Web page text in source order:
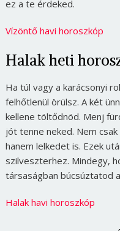
ez a te érdeked.
Vízöntő havi horoszkóp
Halak heti
Ha túl vagy a karácsonyi
felhőtlenül örülsz. A két
kellene töltődnöd. Menj
jót tenne neked. Nem
hanem lelkedet is. Ezek
szilveszterhez. Mindegy,
társaságban búcsúztatod
Halak havi horoszkóp